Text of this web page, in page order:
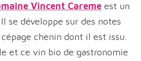
Vincent Careme est un
se développe sur des notes
chenin dont il est issu.
et ce vin bio de gastronomie